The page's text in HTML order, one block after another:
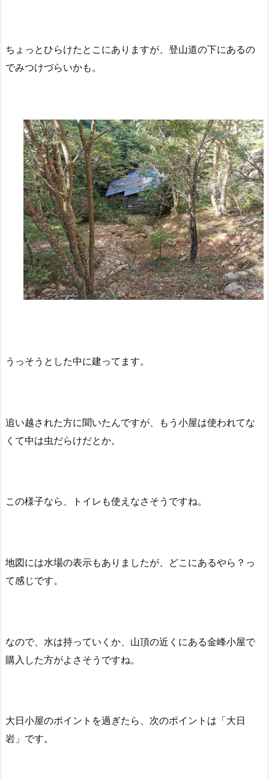
ちょっとひらけたとこにありますが、登山道の下にあるの
でみつけづらいかも。
うっそうとした中に建ってます。
追い越された方に聞いたんですが、もう小屋は使われてな
くて中は虫だらけだとか。
この様子なら、トイレも使えなさそうですね。
地図には水場の表示もありましたが、どこにあるやら？っ
て感じです。
なので、水は持っていくか、山頂の近くにある金峰小屋で
購入した方がよさそうですね。
大日小屋のポイントを過ぎたら、次のポイントは「大日
岩」です。